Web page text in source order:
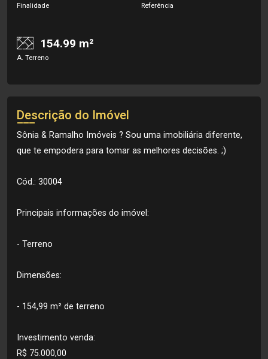
Finalidade Referência
154.99 m²
A. Terreno
Descrição do Imóvel
Sônia & Ramalho Imóveis ? Sou uma imobiliária diferente,
que te empodera para tomar as melhores decisões. ;)
Cód.: 30004
Principais informações do imóvel:
- Terreno
Dimensões:
- 154,99 m² de terreno
Investimento venda:
R$ 75.000,00